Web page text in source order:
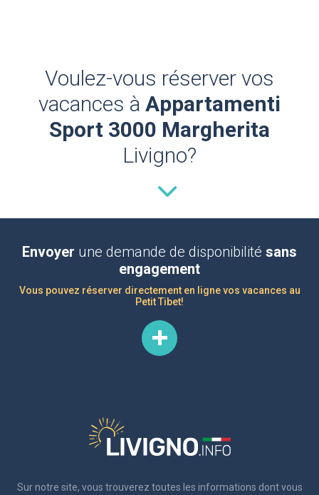
Voulez-vous réserver vos
vacances à Appartamenti
Sport 3000 Margherita
Livigno?
Envoyer une demande de disponibilité sans
engagement
Vous pouvez réserver directement en ligne vos vacances au
Petit Tibet!
Sur notre site, vous trouverez toutes les informations dont vous